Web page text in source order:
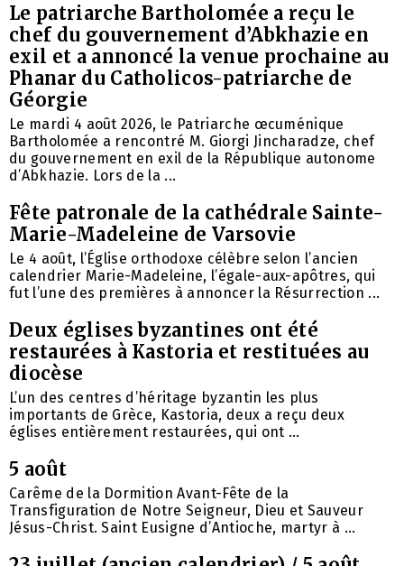
Le patriarche Bartholomée a reçu le
chef du gouvernement d’Abkhazie en
exil et a annoncé la venue prochaine au
Phanar du Catholicos-patriarche de
Géorgie
Le mardi 4 août 2026, le Patriarche œcuménique
Bartholomée a rencontré M. Giorgi Jincharadze, chef
du gouvernement en exil de la République autonome
d’Abkhazie. Lors de la ...
Fête patronale de la cathédrale Sainte-
Marie-Madeleine de Varsovie
Le 4 août, l’Église orthodoxe célèbre selon l’ancien
calendrier Marie-Madeleine, l’égale-aux-apôtres, qui
fut l’une des premières à annoncer la Résurrection ...
Deux églises byzantines ont été
restaurées à Kastoria et restituées au
diocèse
L’un des centres d’héritage byzantin les plus
importants de Grèce, Kastoria, deux a reçu deux
églises entièrement restaurées, qui ont ...
5 août
Carême de la Dormition Avant-Fête de la
Transfiguration de Notre Seigneur, Dieu et Sauveur
Jésus-Christ. Saint Eusigne d’Antioche, martyr à ...